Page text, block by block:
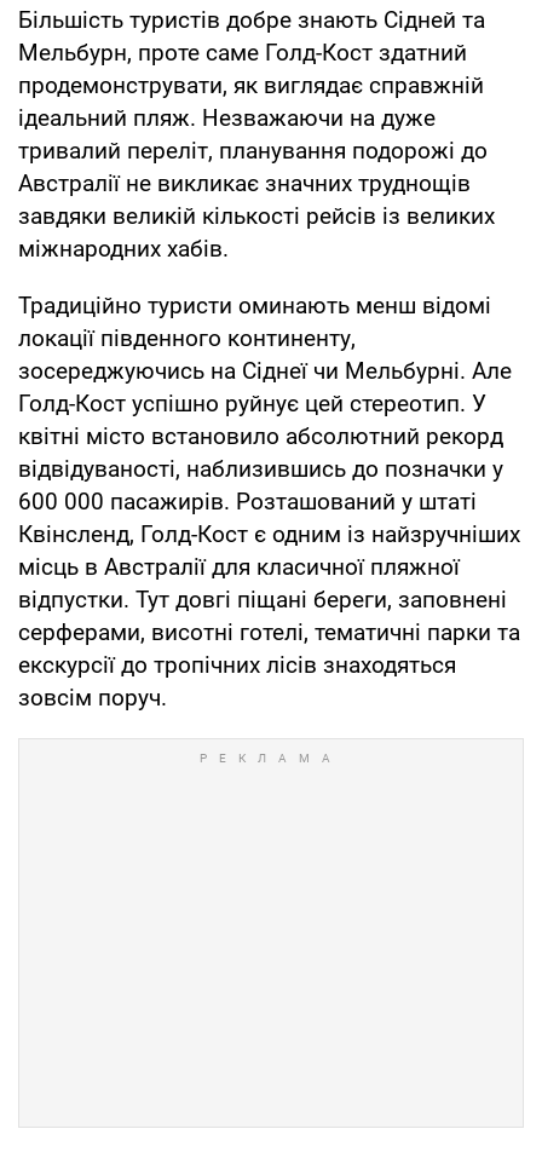
Більшість туристів добре знають Сідней та
Мельбурн, проте саме Голд-Кост здатний
продемонструвати, як виглядає справжній
ідеальний пляж. Незважаючи на дуже
тривалий переліт, планування подорожі до
Австралії не викликає значних труднощів
завдяки великій кількості рейсів із великих
міжнародних хабів.
Традиційно туристи оминають менш відомі
локації південного континенту,
зосереджуючись на Сіднеї чи Мельбурні. Але
Голд-Кост успішно руйнує цей стереотип. У
квітні місто встановило абсолютний рекорд
відвідуваності, наблизившись до позначки у
600 000 пасажирів. Розташований у штаті
Квінсленд, Голд-Кост є одним із найзручніших
місць в Австралії для класичної пляжної
відпустки. Тут довгі піщані береги, заповнені
серферами, висотні готелі, тематичні парки та
екскурсії до тропічних лісів знаходяться
зовсім поруч.